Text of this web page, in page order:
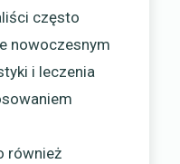
często
nowoczesnym
i leczenia
również